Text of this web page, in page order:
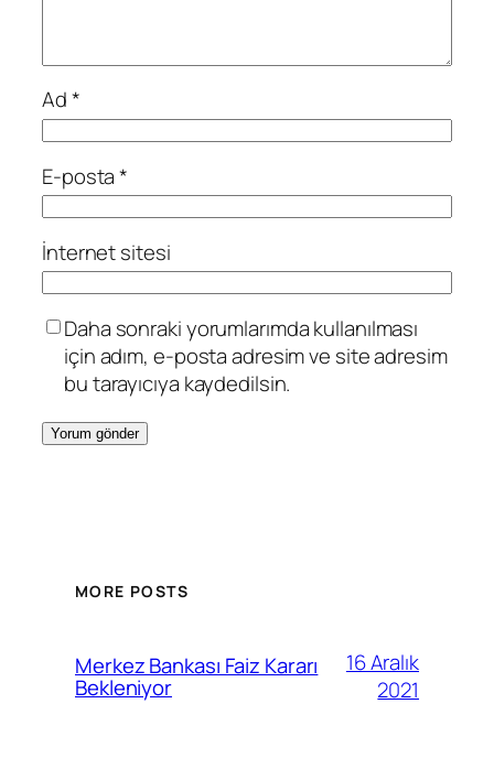
Ad*
E-posta*
İnternet sitesi
Daha sonraki yorumlarımda kullanılması
için adım, e-posta adresim ve site adresim
bu tarayıcıya kaydedilsin.
MORE POSTS
Merkez Bankası Faiz Kararı
Bekleniyor
16 Aralık
2021